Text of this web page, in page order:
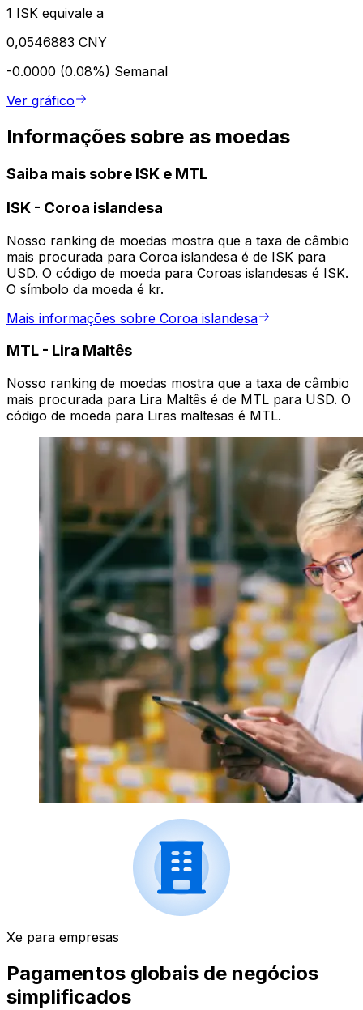
1 ISK equivale a
0,0546883 CNY
-0.0000 (0.08%) Semanal
Ver gráfico
Informações sobre as moedas
Saiba mais sobre ISK e MTL
ISK - Coroa islandesa
Nosso ranking de moedas mostra que a taxa de câmbio
mais procurada para Coroa islandesa é de ISK para
USD. O código de moeda para Coroas islandesas é ISK.
O símbolo da moeda é kr.
Mais informações sobre Coroa islandesa
MTL - Lira Maltês
Nosso ranking de moedas mostra que a taxa de câmbio
mais procurada para Lira Maltês é de MTL para USD. O
código de moeda para Liras maltesas é MTL.
Xe para empresas
Pagamentos globais de negócios
simplificados